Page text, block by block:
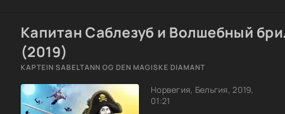
Капитан Саблезуб и Волшебный
(2019)
KAPTEIN SABELTANN OG DEN MAGISKE DIAMANT
Норвегия, Бельгия, 2019,
01:21